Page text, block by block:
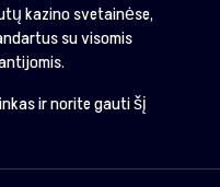
kazino svetainėse,
su visomis
ir norite gauti šį